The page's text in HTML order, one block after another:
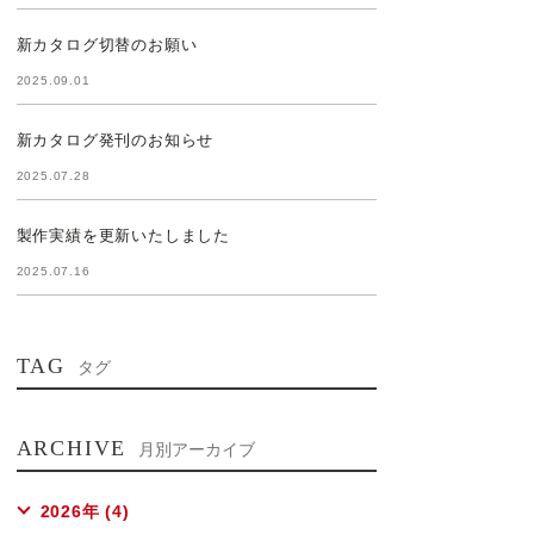
新カタログ切替のお願い
2025.09.01
新カタログ発刊のお知らせ
2025.07.28
製作実績を更新いたしました
2025.07.16
TAG タグ
ARCHIVE 月別アーカイブ
2026年 (4)